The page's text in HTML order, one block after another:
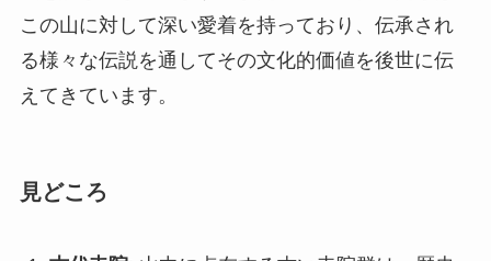
見どころ
古代寺院: 山中に点在する古い寺院群は、歴史
される瞑想室は、訪れた人々に深い平安をもた